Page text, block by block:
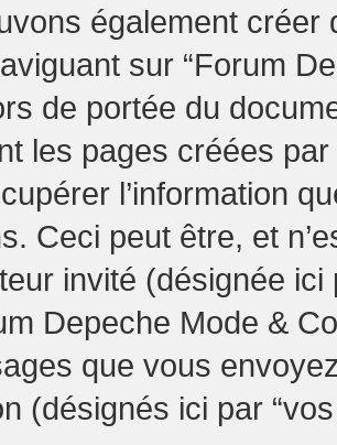
également
sur “Forum
de portée du
les pages créées
l’information
Ceci peut être, et
invité (désignée
Depeche Mode &
que vous
(désignés ici par